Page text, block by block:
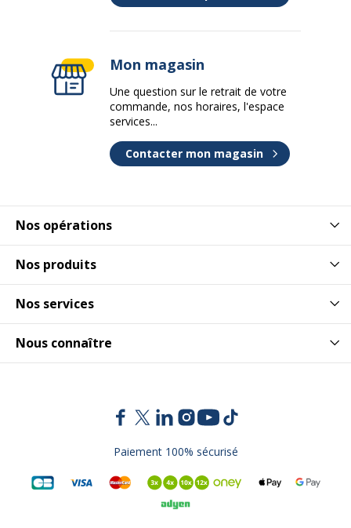
Nos opérations
Nos produits
Nos services
Nous connaître
Mon magasin
Une question sur le retrait de votre
commande, nos horaires, l'espace
services...
Contacter mon magasin
Paiement 100% sécurisé